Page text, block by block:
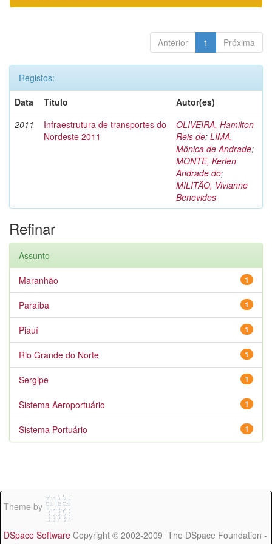
Anterior 1 Próxima
Registos:
Data
Título
Autor(es)
2011
Infraestrutura de transportes do
Nordeste 2011
OLIVEIRA, Hamilton
Reis de; LIMA,
Mônica de Andrade;
MONTE, Kerlen
Andrade do;
MILITÃO, Vivianne
Benevides
Refinar
Assunto
1
Maranhão
1
Paraíba
1
Piauí
1
Rio Grande do Norte
1
Sergipe
1
Sistema Aeroportuário
1
Sistema Portuário
Theme by
DSpace Software Copyright © 2002-2009 The DSpace Foundation -